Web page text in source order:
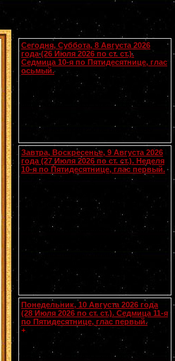
Сегодня, Суббота, 8 Августа 2026
года (26 Июля 2026 по ст. ст.).
Седмица 10-я по Пятидесятнице, глас
осьмый.
Сщмчч. Ермолая, Ермиппа и Ермократа,
иереев Никомидийских (ок. 305). Прп.
Моисея Угрина, Печерского, в Ближних
пещерах (ок. 1043). Прмц. Параскевы
Чтения на этот год не определены
Завтра, Воскресенье, 9 Августа 2026
года (27 Июля 2026 по ст. ст.). Неделя
10-я по Пятидесятнице, глас первый.
Собор Смоленских святых
[.:]
Пантелеимона
Германа Аляскинского (1837). Блж.
Николая Кочанова, Христа ради
юродивого, Новгородского (1392). Прп.
Равноапостольных: Климента, еп.
Горазда и Ангеляра, учеников свв.
Кирилла и Мефодия (Болг.
Христодула (1777) (
Греч.
Понедельник, 10 Августа 2026 года
(28 Июля 2026 по ст. ст.). Седмица 11-я
по Пятидесятнице, глас первый.
+
Смоленской
иконы Божией Матери,
именуемой Одигитрия
(Путеводительница) (
принесена из
Царьграда в 1046 г.
). Апп. от 70-ти